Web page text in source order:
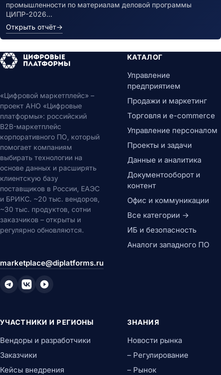
промышленности по материалам деловой программы
ЦИПР-2026…
Открыть отчёт→
«Цифровой маркетплейс» –
проект АНО «Цифровые
платформы»: российский
B2B-маркетплейс
корпоративного ПО, который
помогает компаниям
выбирать технологии на
основе данных и расширять
клиентскую базу
поставщиков в России, ЕАЭС
и БРИКС. ~20 тыс. вендоров,
~30 тыс. продуктов, сотни
заказчиков – открыты и
регулярно обновляются.
marketplace@diplatforms.ru
КАТАЛОГ
Управление
предприятием
Продажи и маркетинг
Торговля и e-commerce
Управление персоналом
Проекты и задачи
Данные и аналитика
Документооборот и
контент
Офис и коммуникации
Все категории →
ИБ и безопасность
Аналоги западного ПО
УЧАСТНИКИ И РЕГИОНЫ
Вендоры и разработчики
Заказчики
Кейсы внедрения
ЗНАНИЯ
Новости рынка
– Регулирование
– Рынок